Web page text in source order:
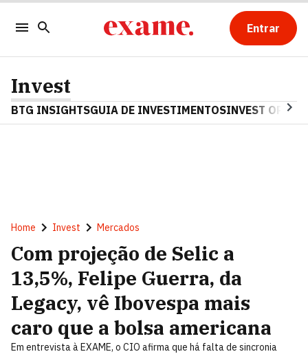
Entrar
Invest
BTG INSIGHTSGUIA DE INVESTIMENTOSINVEST OPINA
Home Invest Mercados
Com projeção de Selic a
13,5%, Felipe Guerra, da
Legacy, vê Ibovespa mais
caro que a bolsa americana
Em entrevista à EXAME, o CIO afirma que há falta de sincronia